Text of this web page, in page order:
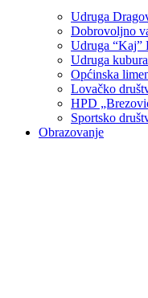
Udruga
Dobrovoljno
Udruga “Kaj”
Udruga
Općinska
Lovačko
HPD
Sportsko
Obrazovanje